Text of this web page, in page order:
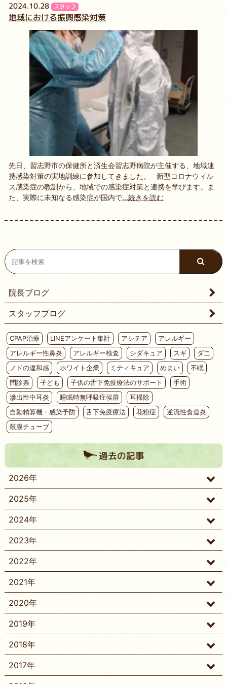
2024.10.28 スタッフ
地域における振興感染対策
先日、習志野市の保健所と済生会習志野病院が主催する、地域連
携感染対策の実地訓練に参加してきました。 新型コロナウィル
ス感染症の教訓から、地域での感染症対策と連携を学びます。ま
た、実際に未知なる感染症が国内で...続きを読む
院長ブログ
スタッフブログ
CPAP治療 LINEアンケート集計 アシテア
アレルギー
アレルギー性鼻炎
アレルギー検査 シダキュア スギ
ダニ
ノドの違和感
ホワイト企業 ミティキュア めまい
不眠
問診票
子ども 子供の舌下免疫療法のサポート
手術
滲出性中耳炎
睡眠時無呼吸症候群
耳掃除
自動精算機・感染予防
舌下免疫療法 花粉症
逆流性食道炎
鼓膜チューブ
過去の記事
2026年
2025年
2024年
2023年
2022年
2021年
2020年
2019年
2018年
2017年